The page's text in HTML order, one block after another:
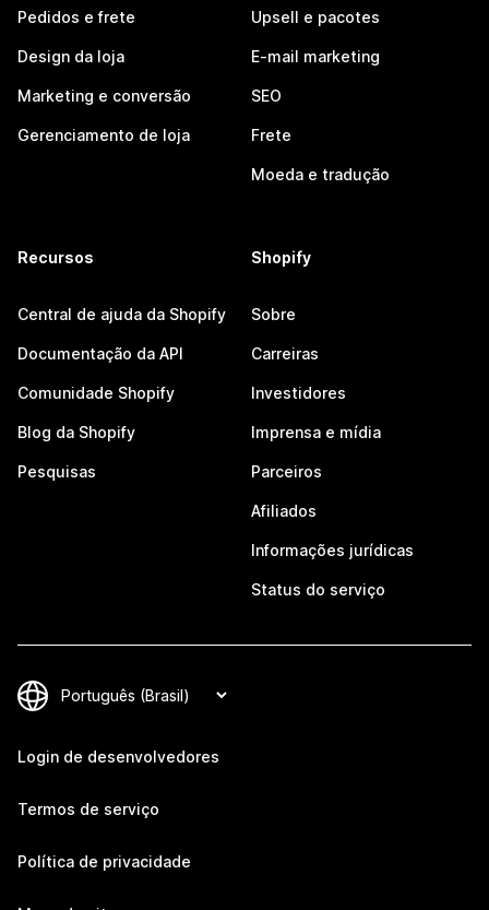
Pedidos e frete
Design da loja
Marketing e conversão
Gerenciamento de loja
Upsell e pacotes
E-mail marketing
SEO
Frete
Moeda e tradução
Recursos
Central de ajuda da Shopify
Documentação da API
Comunidade Shopify
Blog da Shopify
Pesquisas
Shopify
Sobre
Carreiras
Investidores
Imprensa e mídia
Parceiros
Afiliados
Informações jurídicas
Status do serviço
Login de desenvolvedores
Termos de serviço
Política de privacidade